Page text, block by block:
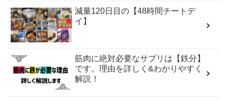
減量120日目の【48時間チートデ
イ】
筋肉に絶対必要なサプリは【鉄分】
です。理由を詳しく&わかりやすく
解説！